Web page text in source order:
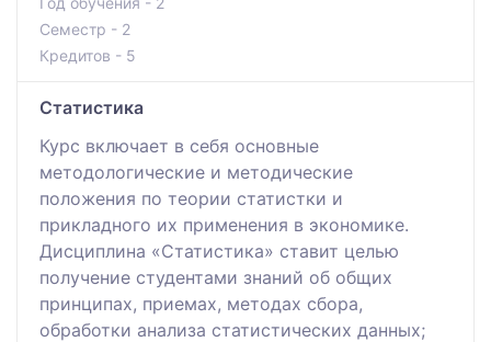
Семестр - 2
Кредитов - 5
Статистика
Курс включает в себя основные
методологические и методические
положения по теории статистки и
прикладного их применения в экономике.
Дисциплина «Статистика» ставит целью
получение студентами знаний об общих
принципах, приемах, методах сбора,
обработки анализа статистических данных;